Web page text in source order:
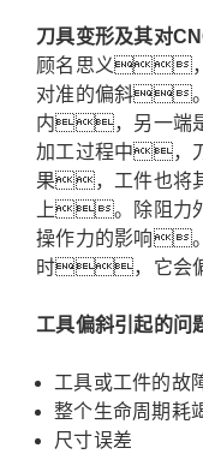
刀具变形及其对
顾名思义，
对准的偏斜
内，另一端
加工过程中，
果，工件也将
上。除阻力
操作力的影响
时，它会
工具偏斜引起的问
工具或工件的故
整个生命周期耗
尺寸误差